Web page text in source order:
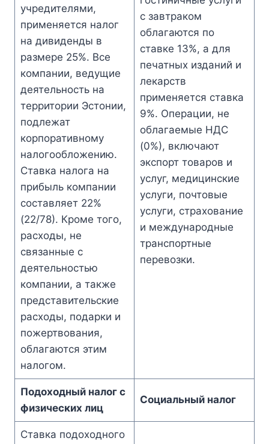
учредителями,
применяется налог
на дивиденды в
размере 25%. Все
компании, ведущие
деятельность на
территории Эстонии,
подлежат
корпоративному
налогообложению.
Ставка налога на
прибыль компании
составляет 22%
(22/78). Кроме того,
расходы, не
связанные с
деятельностью
компании, а также
представительские
расходы, подарки и
пожертвования,
облагаются этим
налогом.
с завтраком
облагаются по
ставке 13%, а для
печатных изданий и
лекарств
применяется ставка
9%. Операции, не
облагаемые НДС
(0%), включают
экспорт товаров и
услуг, медицинские
услуги, почтовые
услуги, страхование
и международные
транспортные
перевозки.
Подоходный налог с
физических лиц
Социальный налог
Ставка подоходного